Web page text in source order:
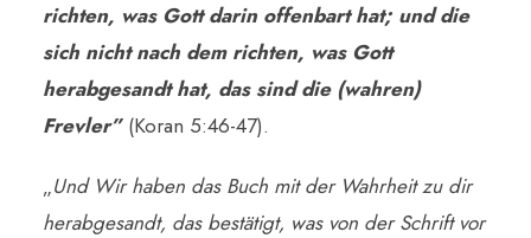
richten, was Gott darin offenbart hat; und die
sich nicht nach dem richten, was Gott
herabgesandt hat, das sind die (wahren)
Frevler” (Koran 5:46-47).
„Und Wir haben das Buch mit der Wahrheit zu dir
herabgesandt, das bestätigt, was von der Schrift vor